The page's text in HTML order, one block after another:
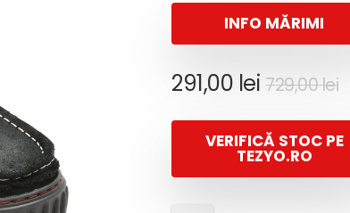
INFO MĂRIMI
729,00lei
a
291,00 lei
VERIFICĂ STOC PE
TEZYO.RO